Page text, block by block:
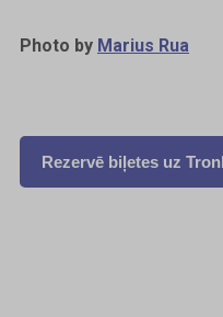
Photo by Marius Rua
Rezervē biļetes uz